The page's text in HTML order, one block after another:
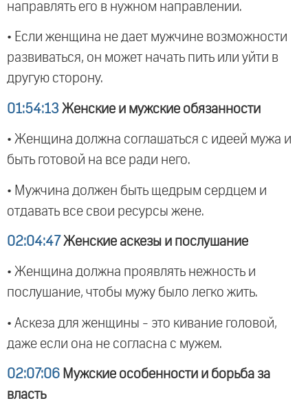
направлять его в нужном направлении.
• Если женщина не дает мужчине возможности
развиваться, он может начать пить или уйти в
другую сторону.
01:54:13 Женские и мужские обязанности
• Женщина должна соглашаться с идеей мужа и
быть готовой на все ради него.
• Мужчина должен быть щедрым сердцем и
отдавать все свои ресурсы жене.
02:04:47 Женские аскезы и послушание
• Женщина должна проявлять нежность и
послушание, чтобы мужу было легко жить.
• Аскеза для женщины - это кивание головой,
даже если она не согласна с мужем.
02:07:06 Мужские особенности и борьба за
власть